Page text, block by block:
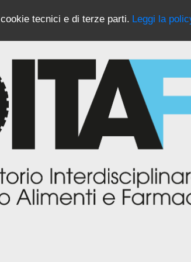
tecnici e di terze parti. Leggi la